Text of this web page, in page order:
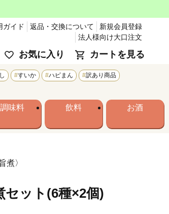
ガイド 返品・交換について
新規会員登録
法人様向け大口注文
お気に入り カートを見る
すいか ハピまん
訳あり商品
調味料 飲料 お酒
煮〉
セット(6種×2個)